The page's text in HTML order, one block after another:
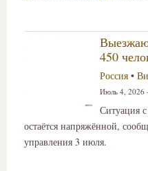
450
Россия •
Июль 4, 2026
Ситуация
остаётся напряжённой,
управления 3 июля.